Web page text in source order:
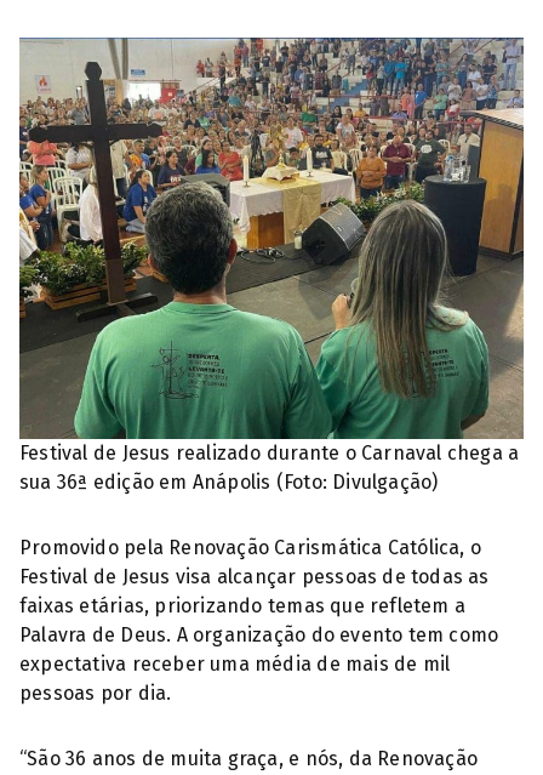
Festival de Jesus realizado durante o Carnaval chega a
sua 36ª edição em Anápolis (Foto: Divulgação)
Promovido pela Renovação Carismática Católica, o
Festival de Jesus visa alcançar pessoas de todas as
faixas etárias, priorizando temas que refletem a
Palavra de Deus. A organização do evento tem como
expectativa receber uma média de mais de mil
pessoas por dia.
“São 36 anos de muita graça, e nós, da Renovação